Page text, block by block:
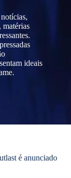
matérias
ideais
é anunciado